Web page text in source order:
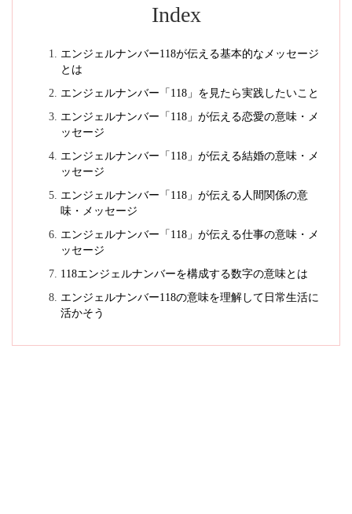
Index
エンジェルナンバー118が伝える基本的なメッセージ
とは
エンジェルナンバー「118」を見たら実践したいこと
エンジェルナンバー「118」が伝える恋愛の意味・メ
ッセージ
エンジェルナンバー「118」が伝える結婚の意味・メ
ッセージ
エンジェルナンバー「118」が伝える人間関係の意
味・メッセージ
エンジェルナンバー「118」が伝える仕事の意味・メ
ッセージ
118エンジェルナンバーを構成する数字の意味とは
エンジェルナンバー118の意味を理解して日常生活に
活かそう